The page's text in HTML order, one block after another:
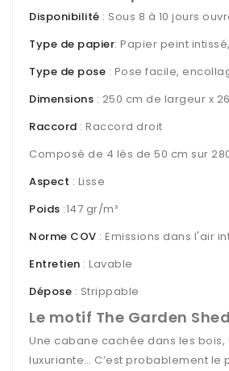
Disponibilité : Sous 8 à 10 jours
Type de papier: Papier peint
Type de pose : Pose facile,
Dimensions : 250 cm de largeur x
Raccord : Raccord droit
Composé de 4 lés de 50 cm sur
Aspect : Lisse
Poids :147 gr/m²
Norme COV : Emissions dans l'air
Entretien : Lavable
Dépose : Strippable
Le motif The Garden Shed
Une cabane cachée dans les
luxuriante… C’est probablement le